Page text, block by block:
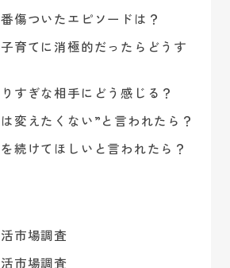
傷ついたエピソードは？
育てに消極的だったらどうす
すぎな相手にどう感じる？
変えたくない”と言われたら？
続けてほしいと言われたら？
市場調査
市場調査